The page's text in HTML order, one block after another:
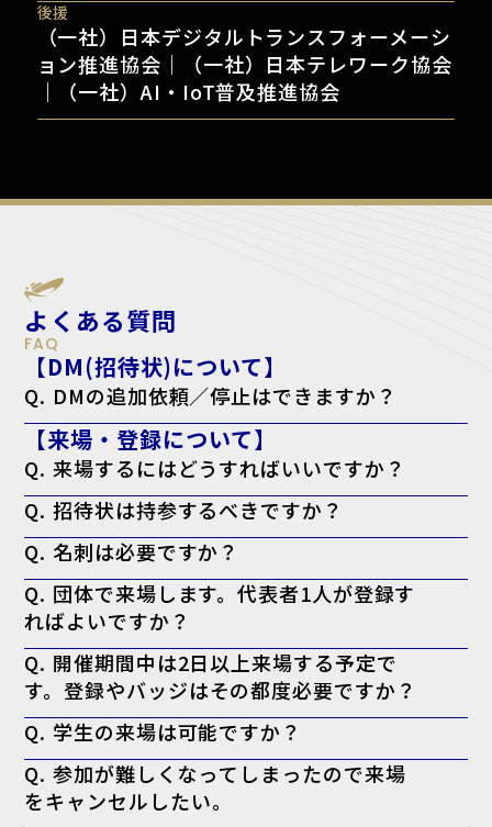
後援
（一社）日本デジタルトランスフォーメーシ
ョン推進協会｜（一社）日本テレワーク協会
｜（一社）AI・IoT普及推進協会
よくある質問
FAQ
【DM(招待状)について】
Q. DMの追加依頼／停止はできますか？
追加依頼の方はこちら
停止の方こちら
【来場・登録について】
Q. 来場するにはどうすればいいですか？
ッジ（入場証）」を印刷してお持ちください。当日会場でも印刷可能で
すが、混雑回避のため事前の印刷を推奨しております。なお、名刺の提
出は不要です。
Q. 招待状は持参するべきですか？
※特にVIP招待状がお手元に届いてる方で、印刷したバッジに「VIP」
と表示されない場合、バッジに加えてお手元の「VIP招待状」を当日会
場受付までお持ちください。
Q. 名刺は必要ですか？
場可能です。
Q. 団体で来場します。代表者1人が登録す
ればよいですか？
いたします。
Q. 開催期間中は2日以上来場する予定で
す。登録やバッジはその都度必要ですか？
て何度でもご入場いただけます。
Q. 学生の来場は可能ですか？
中の方や、業界への就職をご検討中の学生の方はご来場いただけます。
Q. 参加が難しくなってしまったので来場
をキャンセルしたい。